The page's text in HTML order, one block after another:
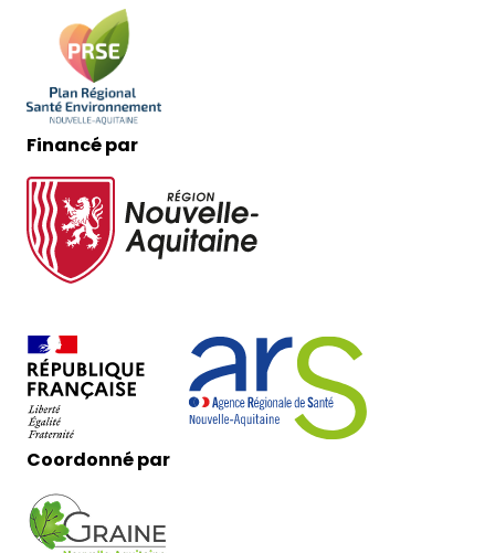
Financé par
Coordonné par